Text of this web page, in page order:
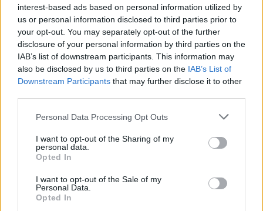
interest-based ads based on personal information utilized by
us or personal information disclosed to third parties prior to
your opt-out. You may separately opt-out of the further
disclosure of your personal information by third parties on the
IAB’s list of downstream participants. This information may
also be disclosed by us to third parties on the IAB’s List of
Downstream Participants that may further disclose it to other
Please note that this website/app uses one or more Google
not limited to your visit or usage behaviour. You may click to
grant or deny consent to Google and its third-party tags to
use your data for below specified purposes in below Google
consent section.
Personal Data Processing Opt Outs
I want to opt-out of the Sharing of my
personal data.
Opted In
I want to opt-out of the Sale of my
Personal Data.
Opted In
Cinemadamare a Nova Siri e Grumento Nova: Cultura,
Formazione e Inclusione
Beatrice Bonaventura · 10 Ago 2026